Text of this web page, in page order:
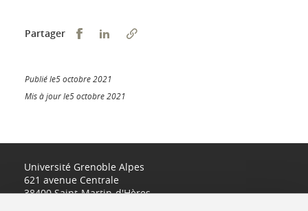
Partager Partager sur Facebook
Partager sur LinkedIn
Publié le5 octobre 2021
Mis à jour le5 octobre 2021
Université Grenoble Alpes
621 avenue Centrale
38400 Saint-Martin-d'Hères